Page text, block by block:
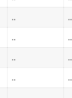
.. ..
.. ..
.. ..
.. ..